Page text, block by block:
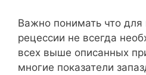
Важно понимать что для
рецессии не всегда
всех выше описанных
многие показатели